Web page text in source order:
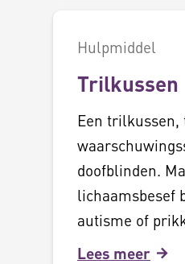
Hulpmiddel
Trilkussen
Een
doofblinden.
lichaamsbesef
autisme of
Lees meer